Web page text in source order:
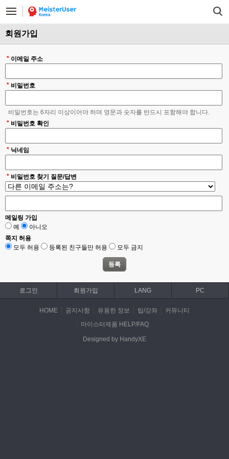
회원가입
이메일 주소
*
비밀번호
*
비밀번호는 6자리 이상이어야 하며 영문과 숫자를 반드시 포함해야 합니다.
비밀번호 확인
*
* 닉네임
* 비밀번호 찾기 질문/답변
메일링 가입
예
아니오
쪽지 허용
모두 허용
등록된 친구들만 허용 모두 금지
로그인 회원가입 LANG PC
HOME 공지사항 유용한 정보 팁/강좌
커뮤니티
마이스터제품 HELP/FAQ
Designed by HandyXE